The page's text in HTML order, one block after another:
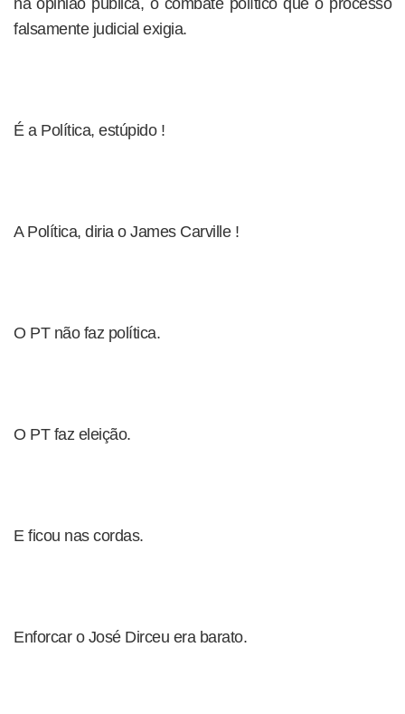
na opinião pública, o combate político que o processo
falsamente judicial exigia.
É a Política, estúpido !
A Política, diria o James Carville !
O PT não faz política.
O PT faz eleição.
E ficou nas cordas.
Enforcar o José Dirceu era barato.